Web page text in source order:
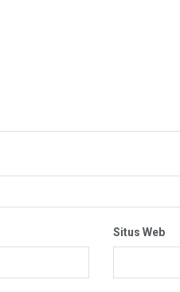
Situs Web